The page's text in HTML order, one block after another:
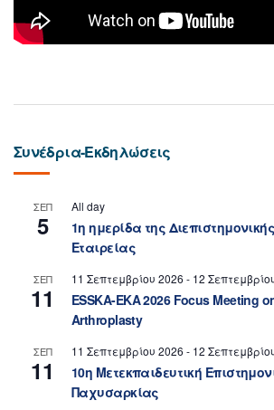
Συνέδρια-Εκδηλώσεις
ΣΕΠ
5
All day
1η ημερίδα της
Εταιρείας
ΣΕΠ
11
11 Σεπτεμβρίου 2026 - 12
ESSKA-EKA 2026 Focus Meeting
Arthroplasty
ΣΕΠ
11
11 Σεπτεμβρίου 2026 - 12
10η Μετεκπαιδευτική
Παχυσαρκίας